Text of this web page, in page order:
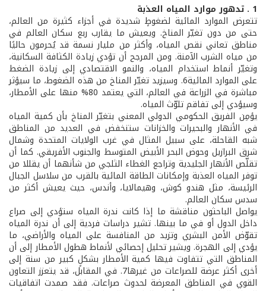
1 . تدهور موارد المياه العذبة
تتعرض الموارد المائية لضغوطٍ شديدة في أجزاء كثيرة من العالم،
حتى من دون تغيّر المناخ. ويعيش ما يقارب ربع سكان العالم في
مناطق تعاني نقص المياه، وأكثر من مليار نسمة قد يُحرمون حاليًا
من مياه الشرب الآمنة. ومن المرجح أن تؤدي زيادة الكثافة السكانية،
وتغيّر أنماط استخدام المياه، والنمو الاقتصادي إلى زيادة الضغط
على الموارد المائية6. وسيزيد تغيّر المناخ من هذه الضغوط، ما سيؤثر
مباشرة في الزراعة في العالم، التي يعتمد 80% منها على الأمطار،
وسيؤدي إلى تفاقم تلوّث المياه.
يؤمِن الفريق الحكومي الدولي المعني بتغيّر المناخ بأن كمية المياه
في الأنهار والبحيرات والخزانات ستنخفض في العديد من المناطق
شبه القاحلة، على سبيل المثال في غرب الولايات المتحدة وشمال
شرق البرازيل وحوض البحر الأبيض المتوسط والجنوب الأفريقي. كما أن
تقلّص الأنهار الجليدية وتراجع الغطاء الثلجي من شأنهما أن يقللا من
توفر المياه العذبة وإمكانات الطاقة المائية بالقرب من سلاسل الجبال
الرئيسة، مثل هندو كوش، وهيمالايا، وأندس، حيث يعيش أكثر من
سدس سكان العالم.
يواصل الباحثون مناقشة ما إذا كانت ندرة المياه ستؤدي إلى صراع
داخل الدول أو في ما بينها. تشير دراسات فردية إلى أن ندرة المياه
تقوّض الأمن البشري وتزيد من المنافسة على المياه والأراضي، ما
يؤدي إلى الهجرة. ويشير تحليل إحصائي لأنماط هطول الأمطار إلى أن
المناطق التي تتفاوت فيها كمية الأمطار بشكلٍ كبير من سنة إلى
أخرى أكثر عرضة للصراعات من غيرها7. في المقابل، قد يتعزز التعاون
القوي في المناطق المعرضة لحدوث صراعات. فقد صمدت اتفاقيات